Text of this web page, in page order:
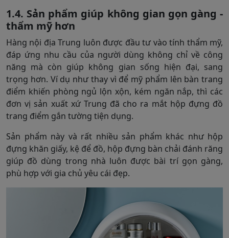
1.4. Sản phẩm giúp không gian gọn gàng -
thẩm mỹ hơn
Hàng nội địa Trung luôn được đầu tư vào tính thẩm mỹ,
đáp ứng nhu cầu của người dùng không chỉ về công
năng mà còn giúp không gian sống hiện đại, sang
trọng hơn. Ví dụ như thay vì để mỹ phẩm lên bàn trang
điểm khiến phòng ngủ lộn xộn, kém ngăn nắp, thì các
đơn vị sản xuất xứ Trung đã cho ra mắt hộp đựng đồ
trang điểm gắn tường tiện dụng.
Sản phẩm này và rất nhiều sản phẩm khác như hộp
đựng khăn giấy, kệ để đồ, hộp đựng bàn chải đánh răng
giúp đồ dùng trong nhà luôn được bài trí gọn gàng,
phù hợp với gia chủ yêu cái đẹp.